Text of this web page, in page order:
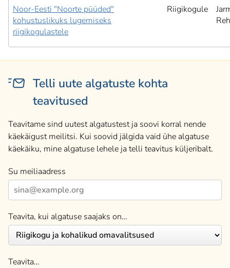
Noor-Eesti "Noorte püüded"
kohustuslikuks lugemiseks
riigikogulastele
Riigikogule
Telli uute algatuste kohta
teavitused
Teavitame sind uutest algatustest ja soovi korral nende
käekäigust meilitsi. Kui soovid jälgida vaid ühe algatuse
käekäiku, mine algatuse lehele ja telli teavitus küljeribalt.
Su meiliaadress
Teavita, kui algatuse saajaks on…
Teavita…